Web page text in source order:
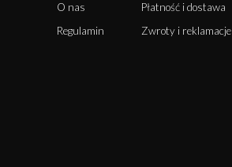
O nas
Regulamin
Płatność i dostawa
Zwroty i reklamacje